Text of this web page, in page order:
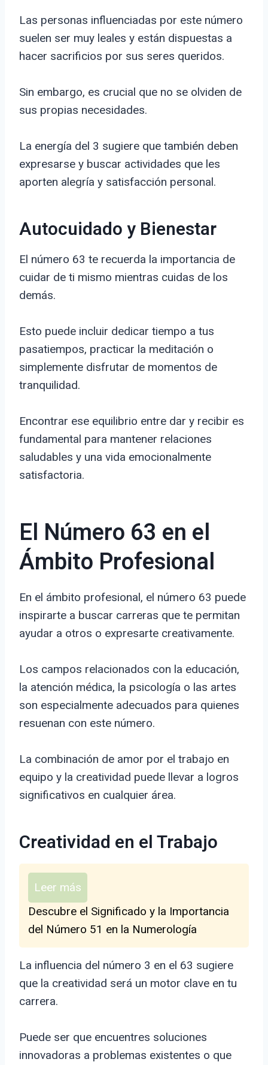
Las personas influenciadas por este número
suelen ser muy leales y están dispuestas a
hacer sacrificios por sus seres queridos.
Sin embargo, es crucial que no se olviden de
sus propias necesidades.
La energía del 3 sugiere que también deben
expresarse y buscar actividades que les
aporten alegría y satisfacción personal.
Autocuidado y Bienestar
El número 63 te recuerda la importancia de
cuidar de ti mismo mientras cuidas de los
demás.
Esto puede incluir dedicar tiempo a tus
pasatiempos, practicar la meditación o
simplemente disfrutar de momentos de
tranquilidad.
Encontrar ese equilibrio entre dar y recibir es
fundamental para mantener relaciones
saludables y una vida emocionalmente
satisfactoria.
El Número 63 en el
Ámbito Profesional
En el ámbito profesional, el número 63 puede
inspirarte a buscar carreras que te permitan
ayudar a otros o expresarte creativamente.
Los campos relacionados con la educación,
la atención médica, la psicología o las artes
son especialmente adecuados para quienes
resuenan con este número.
La combinación de amor por el trabajo en
equipo y la creatividad puede llevar a logros
significativos en cualquier área.
Creatividad en el Trabajo
Leer más
Descubre el Significado y la Importancia
del Número 51 en la Numerología
La influencia del número 3 en el 63 sugiere
que la creatividad será un motor clave en tu
carrera.
Puede ser que encuentres soluciones
innovadoras a problemas existentes o que